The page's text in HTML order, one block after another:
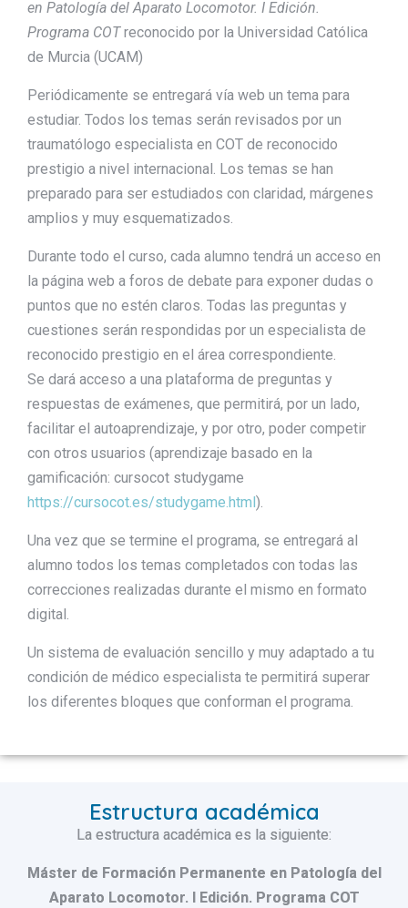
en Patología del Aparato Locomotor. I Edición.
Programa COTreconocido por la Universidad Católica
de Murcia (UCAM)
Periódicamente se entregará vía web un tema para
estudiar. Todos los temas serán revisados por un
traumatólogo especialista en COT de reconocido
prestigio a nivel internacional. Los temas se han
preparado para ser estudiados con claridad, márgenes
amplios y muy esquematizados.
Durante todo el curso, cada alumno tendrá un acceso en
la página web a foros de debate para exponer dudas o
puntos que no estén claros. Todas las preguntas y
cuestiones serán respondidas por un especialista de
reconocido prestigio en el área correspondiente.
Se dará acceso a una plataforma de preguntas y
respuestas de exámenes, que permitirá, por un lado,
facilitar el autoaprendizaje, y por otro, poder competir
con otros usuarios (aprendizaje basado en la
gamificación: cursocot studygame
https://cursocot.es/studygame.html ).
Una vez que se termine el programa, se entregará al
alumno todos los temas completados con todas las
correcciones realizadas durante el mismo en formato
digital.
Un sistema de evaluación sencillo y muy adaptado a tu
condición de médico especialista te permitirá superar
los diferentes bloques que conforman el programa.
Estructura académica
La estructura académica es la siguiente:
Máster de Formación Permanente en Patología del
Aparato Locomotor. I Edición. Programa COT